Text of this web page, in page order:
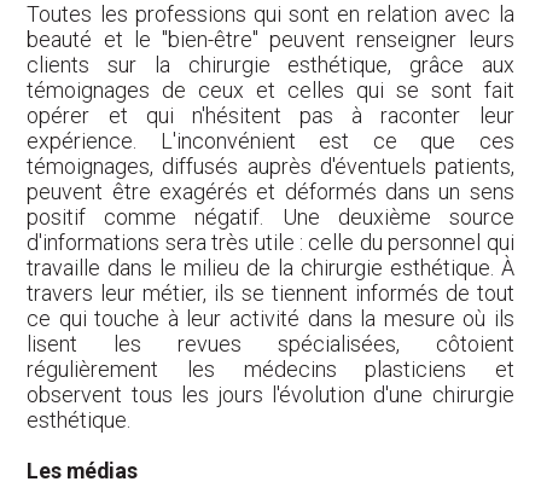
Toutes les professions qui sont en relation avec la
beauté et le "bien-être" peuvent renseigner leurs
clients sur la chirurgie esthétique, grâce aux
témoignages de ceux et celles qui se sont fait
opérer et qui n'hésitent pas à raconter leur
expérience. L'inconvénient est ce que ces
témoignages, diffusés auprès d'éventuels patients,
peuvent être exagérés et déformés dans un sens
positif comme négatif. Une deuxième source
d'informations sera très utile : celle du personnel qui
travaille dans le milieu de la chirurgie esthétique. À
travers leur métier, ils se tiennent informés de tout
ce qui touche à leur activité dans la mesure où ils
lisent les revues spécialisées, côtoient
régulièrement les médecins plasticiens et
observent tous les jours l'évolution d'une chirurgie
esthétique.
Les médias